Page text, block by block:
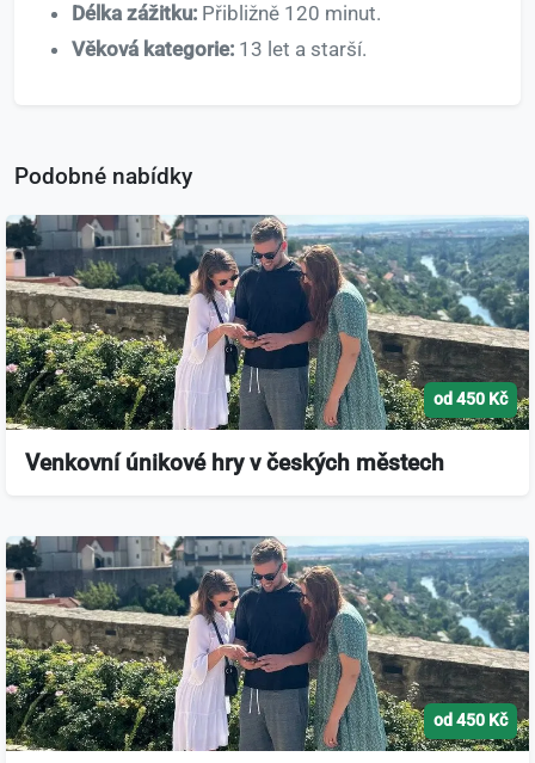
Délka zážitku: Přibližně 120 minut.
Věková kategorie: 13 let a starší.
Podobné nabídky
od 450 Kč
Venkovní únikové hry v českých městech
od 450 Kč